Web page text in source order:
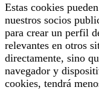
Estas cookies
nuestros socios
para crear un perfil
relevantes en otros
directamente, sino
navegador y
cookies, tendrá